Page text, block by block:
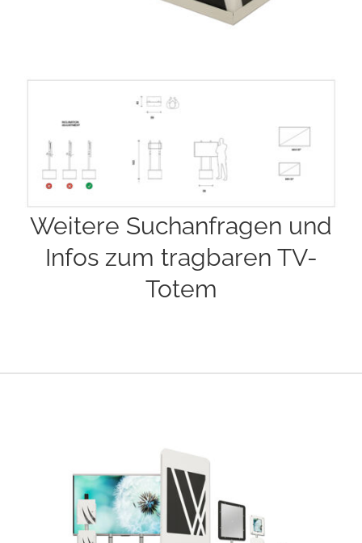
Weitere Suchanfragen und
Infos zum tragbaren TV-
Totem